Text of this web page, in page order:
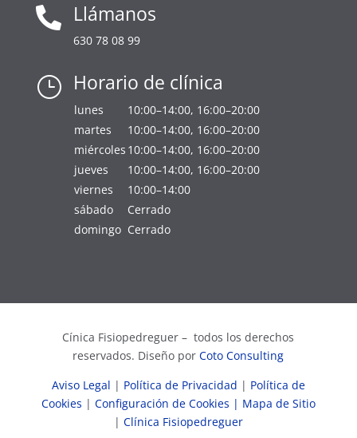
 Llámanos
630 78 08 99
} Horario de clínica
lunes
10:00–14:00, 16:00–20:00
martes
10:00–14:00, 16:00–20:00
miércoles 10:00–14:00, 16:00–20:00
jueves
10:00–14:00, 16:00–20:00
viernes
10:00–14:00
sábado
Cerrado
domingo Cerrado
Cínica Fisiopedreguer – todos los derechos
reservados. Diseño porCoto Consulting
Aviso Legal | Política de Privacidad | Política de
Cookies | Configuración de Cookies | Mapa de Sitio
| Clínica Fisiopedreguer